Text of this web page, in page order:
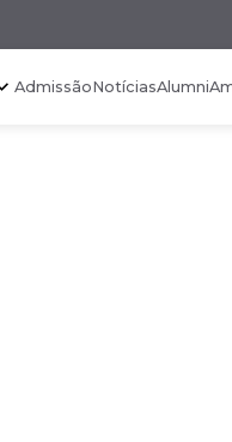
AdmissãoNotíciasAlumni